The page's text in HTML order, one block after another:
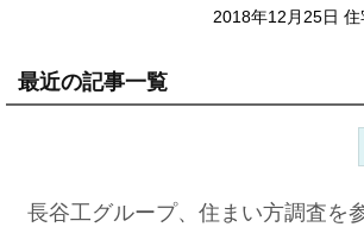
2018年12月25日
最近の記事一覧
長谷工グループ、住まい方調査